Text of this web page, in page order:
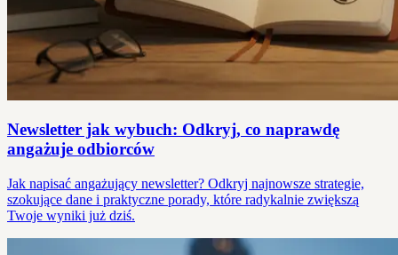
Newsletter jak wybuch: Odkryj, co naprawdę
angażuje odbiorców
Jak napisać angażujący newsletter? Odkryj najnowsze strategie,
szokujące dane i praktyczne porady, które radykalnie zwiększą
Twoje wyniki już dziś.